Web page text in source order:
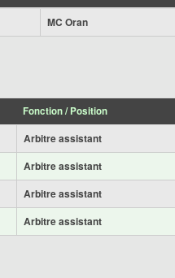
MC Oran
Fonction / Position
Arbitre assistant
Arbitre assistant
Arbitre assistant
Arbitre assistant